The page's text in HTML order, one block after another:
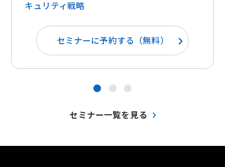
キュリティ戦略
セミナーに予約する（無料）
● ● ●
セミナー一覧を見る